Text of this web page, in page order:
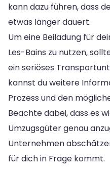
kann dazu führen, dass
etwas länger dauert.
Um eine Beiladung für
Les-Bains zu nutzen,
ein seriöses
kannst du weitere
Prozess und den
Beachte dabei, dass es
Umzugsgüter genau
Unternehmen
für dich in Frage kommt.